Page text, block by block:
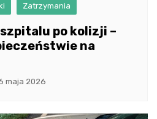
Zatrzymania
po kolizji –
na
maja 2026